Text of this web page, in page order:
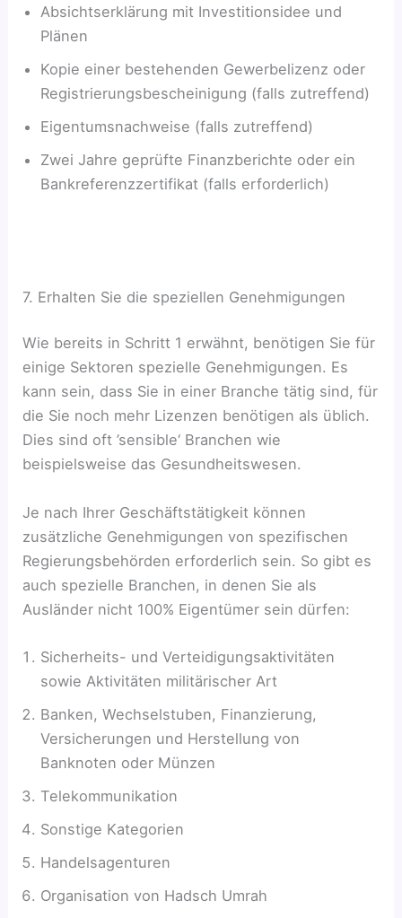
Absichtserklärung mit Investitionsidee und
Plänen
Kopie einer bestehenden Gewerbelizenz oder
Registrierungsbescheinigung (falls zutreffend)
Eigentumsnachweise (falls zutreffend)
Zwei Jahre geprüfte Finanzberichte oder ein
Bankreferenzzertifikat (falls erforderlich)
7. Erhalten Sie die speziellen Genehmigungen
Wie bereits in Schritt 1 erwähnt, benötigen Sie für
einige Sektoren spezielle Genehmigungen. Es
kann sein, dass Sie in einer Branche tätig sind, für
die Sie noch mehr Lizenzen benötigen als üblich.
Dies sind oft ’sensible‘ Branchen wie
beispielsweise das Gesundheitswesen.
Je nach Ihrer Geschäftstätigkeit können
zusätzliche Genehmigungen von spezifischen
Regierungsbehörden erforderlich sein. So gibt es
auch spezielle Branchen, in denen Sie als
Ausländer nicht 100% Eigentümer sein dürfen:
Sicherheits- und Verteidigungsaktivitäten
sowie Aktivitäten militärischer Art
Banken, Wechselstuben, Finanzierung,
Versicherungen und Herstellung von
Banknoten oder Münzen
Telekommunikation
Sonstige Kategorien
Handelsagenturen
Organisation von Hadsch Umrah